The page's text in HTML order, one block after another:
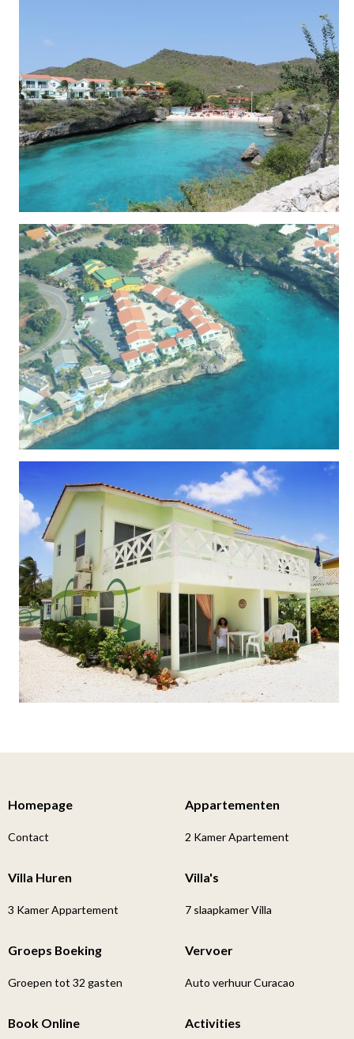
Homepage
Contact
Appartementen
2 Kamer Apartement
Villa Huren
3 Kamer Appartement
Villa's
7 slaapkamer Villa
Groeps Boeking
Groepen tot 32 gasten
Vervoer
Auto verhuur Curacao
Book Online Activities